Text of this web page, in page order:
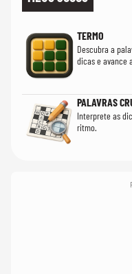
TERMO
Descubra a
dicas e avance
PALAVRAS
Interprete as
ritmo.